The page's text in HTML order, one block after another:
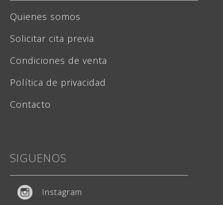
Quienes somos
Solicitar cita previa
Condiciones de venta
Política de privacidad
Contacto
SIGUENOS
Instagram